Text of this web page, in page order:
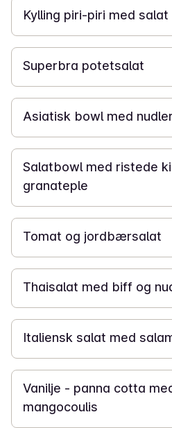
Kylling piri-piri med salat
40 min
Superbra potetsalat
25 min
Asiatisk bowl med
50 min
Salatbowl med ristede
granateple
15 min
Tomat og jordbærsalat
35 min
Thaisalat med biff og
25 min
Italiensk salat med
2 t 30 min
Vanilje - panna cotta
mangocoulis
30 min